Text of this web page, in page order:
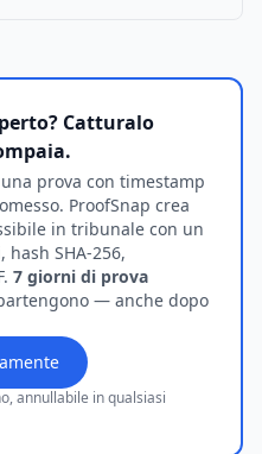
Catturalo
prova con timestamp
ProofSnap crea
in tribunale con un
SHA-256,
7 giorni di prova
— anche dopo
annullabile in qualsiasi